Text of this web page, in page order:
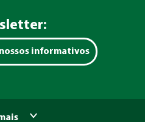
informativos